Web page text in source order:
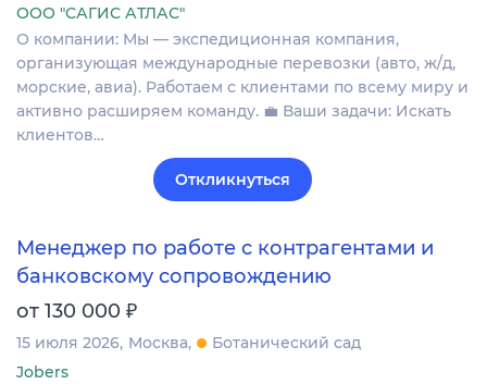
ООО "САГИС АТЛАС"
О компании: Мы — экспедиционная компания,
организующая международные перевозки (авто, ж/д,
морские, авиа). Работаем с клиентами по всему миру и
активно расширяем команду. 💼 Ваши задачи: Искать
клиентов…
Откликнуться
Менеджер по работе с контрагентами и
банковскому сопровождению
от 130 000 ₽
15 июля 2026 Москва
Ботанический сад
Jobers